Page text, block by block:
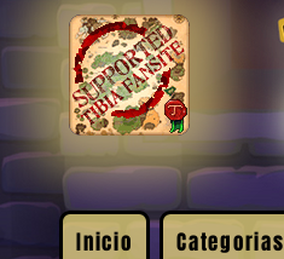
Inicio Categorias